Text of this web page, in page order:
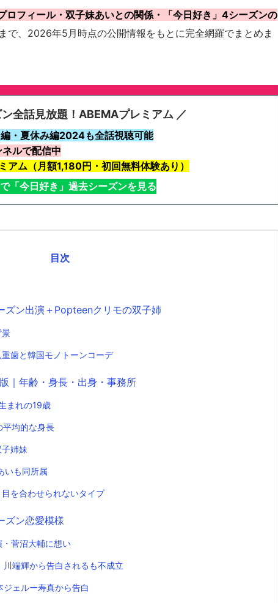
ロフィール・双子妹あいとの関係・「今日好き」4シーズンの
で、2026年5月時点の公開情報をもとに完全網羅でまとめま
全話見放題！ABEMAプレミアム ／
・夏休み編2024も全話視聴可能
ルで配信中
アム（月額1,180円・初回無料体験あり）
「今日好き」過去シーズンを見る
目次
ズン出演＋Popteenクリモの双子姉
景
歯と韓国モノトーンコーデ
｜年齢・身長・出身・事務所
まれの19歳
均的な身長
姉妹
いも同所属
を合わせられないタイプ
ズン恋愛模様
菅沼大輔に想い
端輝から告白されるも不成立
ェルー寿真から告白